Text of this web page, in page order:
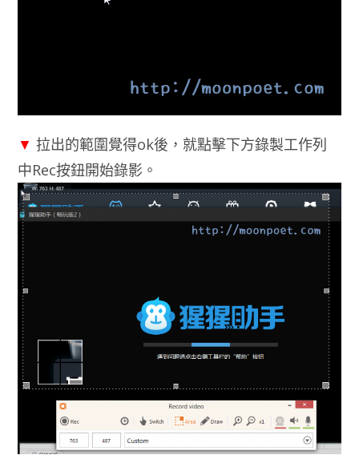
▼ 拉出的範圍覺得ok後，就點擊下方錄製工作列
中Rec按鈕開始錄影。